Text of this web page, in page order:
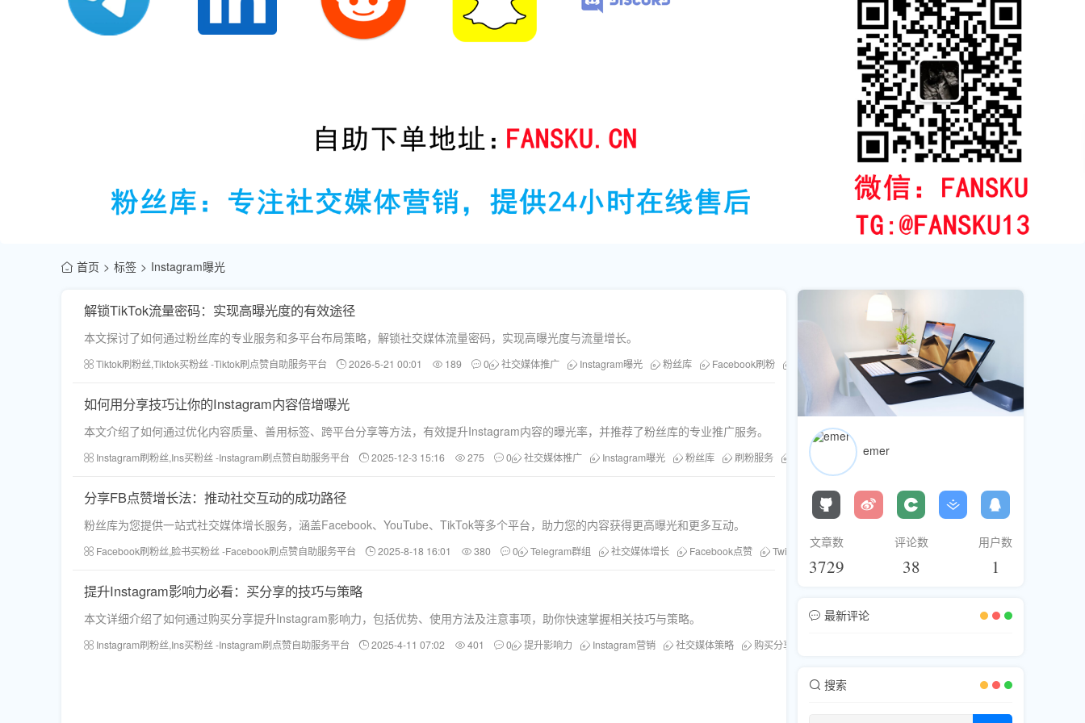
首页 标签 Instagram曝光
解锁TikTok流量密码：实现高曝光度的有效途径
本文探讨了如何通过粉丝库的专业服务和多平台布局策略，解锁社交媒体流量密码，实现高曝光度与流量增长。
Tiktok刷粉丝,Tiktok买粉丝 -Tiktok刷点赞自助服务平台 2026-5-21 00:01 189 0 社交媒体推广 Instagram曝光 粉丝库 Facebook刷粉 Youtube刷赞 TikTok流量
如何用分享技巧让你的Instagram内容倍增曝光
本文介绍了如何通过优化内容质量、善用标签、跨平台分享等方法，有效提升Instagram内容的曝光率，并推荐了粉丝库的专业推广服务。
Instagram刷粉丝,Ins买粉丝 -Instagram刷点赞自助服务平台 2025-12-3 15:16 275 0 社交媒体推广 Instagram曝光 粉丝库 刷粉服务 跨平台分享
分享FB点赞增长法：推动社交互动的成功路径
粉丝库为您提供一站式社交媒体增长服务，涵盖Facebook、YouTube、TikTok等多个平台，助力您的内容获得更高曝光和更多互动。
Facebook刷粉丝,脸书买粉丝 -Facebook刷点赞自助服务平台 2025-8-18 16:01 380 0 Telegram群组 社交媒体增长 Facebook点赞 Twitter互动 Instagram曝光 粉丝库 TikTok粉丝
提升Instagram影响力必看：买分享的技巧与策略
本文详细介绍了如何通过购买分享提升Instagram影响力，包括优势、使用方法及注意事项，助你快速掌握相关技巧与策略。
Instagram刷粉丝,Ins买粉丝 -Instagram刷点赞自助服务平台 2025-4-11 07:02 401 0 提升影响力 Instagram营销 社交媒体策略 购买分享
emer
文章数
3729
评论数
38
用户数
1
最新评论
搜索